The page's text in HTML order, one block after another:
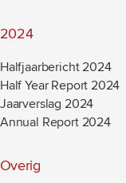
2024
Halfjaarbericht 2024
Half Year Report 2024
Jaarverslag 2024
Annual Report 2024
Overig